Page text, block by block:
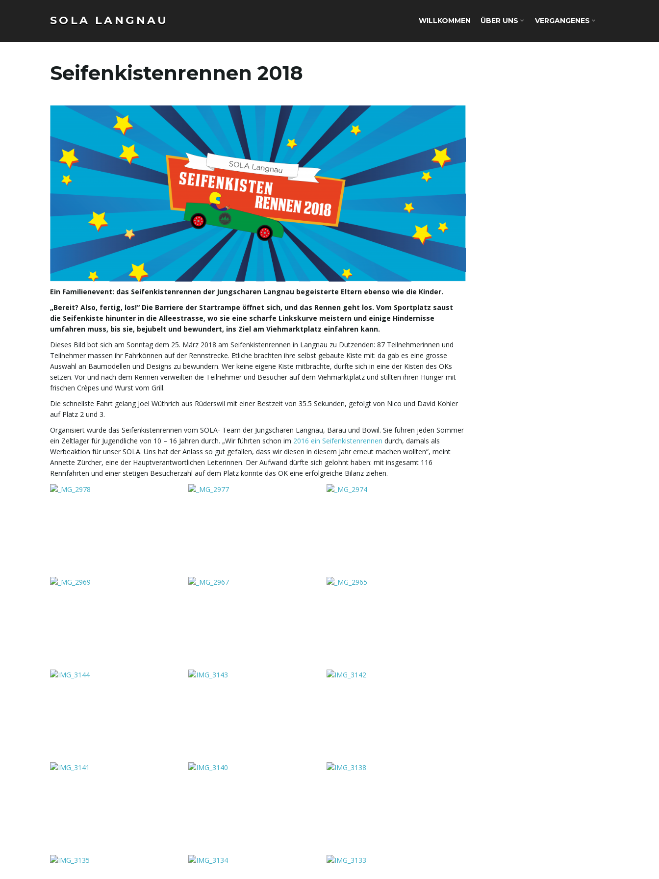
SOLA LANGNAU WILLKOMMEN ÜBER UNS VERGANGENES
Seifenkistenrennen 2018
Ein Familienevent: das Seifenkistenrennen der Jungscharen Langnau begeisterte Eltern ebenso wie die Kinder.
„Bereit? Also, fertig, los!“ Die Barriere der Startrampe öffnet sich, und das Rennen geht los. Vom Sportplatz saust
die Seifenkiste hinunter in die Alleestrasse, wo sie eine scharfe Linkskurve meistern und einige Hindernisse
umfahren muss, bis sie, bejubelt und bewundert, ins Ziel am Viehmarktplatz einfahren kann.
Dieses Bild bot sich am Sonntag dem 25. März 2018 am Seifenkistenrennen in Langnau zu Dutzenden: 87 Teilnehmerinnen und
Teilnehmer massen ihr Fahrkönnen auf der Rennstrecke. Etliche brachten ihre selbst gebaute Kiste mit: da gab es eine grosse
Auswahl an Baumodellen und Designs zu bewundern. Wer keine eigene Kiste mitbrachte, durfte sich in eine der Kisten des OKs
setzen. Vor und nach dem Rennen verweilten die Teilnehmer und Besucher auf dem Viehmarktplatz und stillten ihren Hunger mit
frischen Crèpes und Wurst vom Grill.
Die schnellste Fahrt gelang Joel Wüthrich aus Rüderswil mit einer Bestzeit von 35.5 Sekunden, gefolgt von Nico und David Kohler
auf Platz 2 und 3.
Organisiert wurde das Seifenkistenrennen vom SOLA- Team der Jungscharen Langnau, Bärau und Bowil. Sie führen jeden Sommer
ein Zeltlager für Jugendliche von 10 – 16 Jahren durch. „Wir führten schon im 2016 ein Seifenkistenrennen durch, damals als
Werbeaktion für unser SOLA. Uns hat der Anlass so gut gefallen, dass wir diesen in diesem Jahr erneut machen wollten“, meint
Annette Zürcher, eine der Hauptverantwortlichen Leiterinnen. Der Aufwand dürfte sich gelohnt haben: mit insgesamt 116
Rennfahrten und einer stetigen Besucherzahl auf dem Platz konnte das OK eine erfolgreiche Bilanz ziehen.